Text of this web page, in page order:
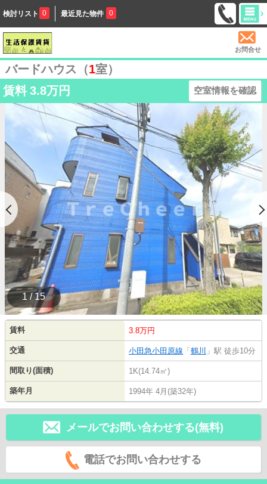
検討リスト 0 最近見た物件 0
お問合せ
バードハウス（1室）
賃料 3.8万円 空室情報を確認
1 / 15
賃料 3.8万円
交通 小田急小田原線 「 鶴川 」駅 徒歩10分
間取り(面積) 1K(14.74㎡)
築年月 1994年 4月(築32年)
メールでお問い合わせする(無料)
電話でお問い合わせする